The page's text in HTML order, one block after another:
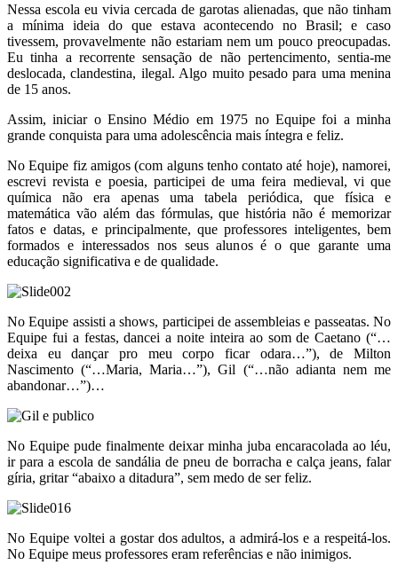
Nessa escola eu vivia cercada de garotas alienadas, que não tinham
a mínima ideia do que estava acontecendo no Brasil; e caso
tivessem, provavelmente não estariam nem um pouco preocupadas.
Eu tinha a recorrente sensação de não pertencimento, sentia-me
deslocada, clandestina, ilegal. Algo muito pesado para uma menina
de 15 anos.
Assim, iniciar o Ensino Médio em 1975 no Equipe foi a minha
grande conquista para uma adolescência mais íntegra e feliz.
No Equipe fiz amigos (com alguns tenho contato até hoje), namorei,
escrevi revista e poesia, participei de uma feira medieval, vi que
química não era apenas uma tabela periódica, que física e
matemática vão além das fórmulas, que história não é memorizar
fatos e datas, e principalmente, que professores inteligentes, bem
formados e interessados nos seus alunos é o que garante uma
educação significativa e de qualidade.
No Equipe assisti a shows, participei de assembleias e passeatas. No
Equipe fui a festas, dancei a noite inteira ao som de Caetano (“…
deixa eu dançar pro meu corpo ficar odara…”), de Milton
Nascimento (“…Maria, Maria…”), Gil (“…não adianta nem me
abandonar…”)…
No Equipe pude finalmente deixar minha juba encaracolada ao léu,
ir para a escola de sandália de pneu de borracha e calça jeans, falar
gíria, gritar “abaixo a ditadura”, sem medo de ser feliz.
No Equipe voltei a gostar dos adultos, a admirá-los e a respeitá-los.
No Equipe meus professores eram referências e não inimigos.